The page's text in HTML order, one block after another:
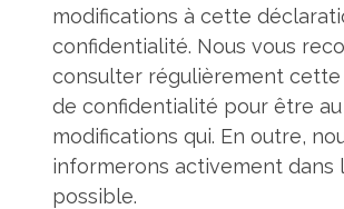
modifications à cette
confidentialité. Nous vous
consulter régulièrement
de confidentialité pour être
modifications qui. En outre,
informerons activement dans
possible.